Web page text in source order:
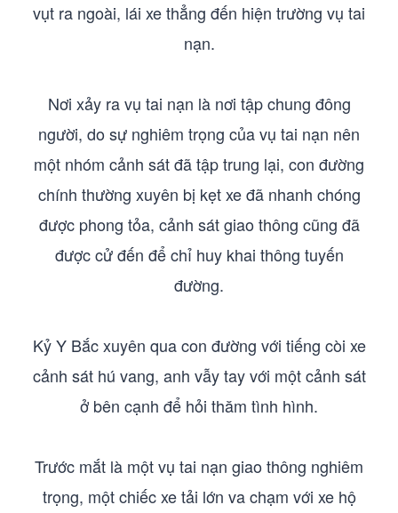
vụt ra ngoài, lái xe thẳng đến hiện trường vụ tai
nạn.
Nơi xảy ra vụ tai nạn là nơi tập chung đông
người, do sự nghiêm trọng của vụ tai nạn nên
một nhóm cảnh sát đã tập trung lại, con đường
chính thường xuyên bị kẹt xe đã nhanh chóng
được phong tỏa, cảnh sát giao thông cũng đã
được cử đến để chỉ huy khai thông tuyến
đường.
Kỷ Y Bắc xuyên qua con đường với tiếng còi xe
cảnh sát hú vang, anh vẫy tay với một cảnh sát
ở bên cạnh để hỏi thăm tình hình.
Trước mắt là một vụ tai nạn giao thông nghiêm
trọng, một chiếc xe tải lớn va chạm với xe hộ